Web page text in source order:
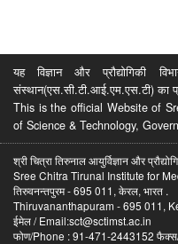
यह विज्ञान और प्रौद्योगिकी
संस्थान(एस.सी.टी.आई.एम.एस.टी) का
This is the official Website of
of Science & Technology,
श्री चित्रा तिरुनाल आयुर्विज्ञान और
Sree Chitra Tirunal Institute for
तिरुवनन्तपुरम - 695 011, केरल, भारत .
Thiruvananthapuram - 695 011,
ईमेल / Email:sct@sctimst.ac.in
फोण/Phone : 91-471-2443152